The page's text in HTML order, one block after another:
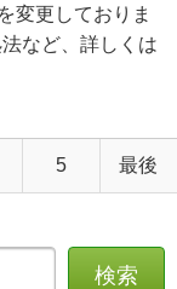
変更しておりま
など、詳しくは
5 最後
検索